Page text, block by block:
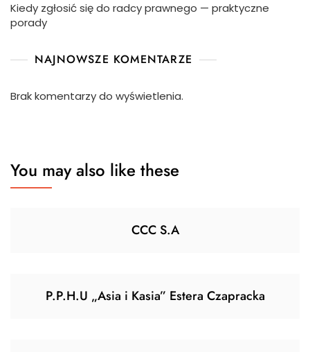
Kiedy zgłosić się do radcy prawnego — praktyczne
porady
NAJNOWSZE KOMENTARZE
Brak komentarzy do wyświetlenia.
You may also like these
CCC S.A
P.P.H.U „Asia i Kasia” Estera Czapracka